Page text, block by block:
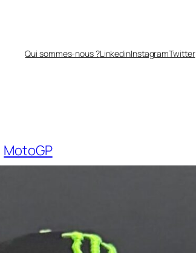
Qui sommes-nous ?LinkedinInstagramTwitter
MotoGP